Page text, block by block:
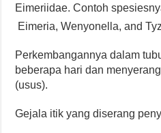
Eimeriidae. Contoh
Eimeria, Wenyonella, and
Perkembangannya dalam
beberapa hari dan
(usus).
Gejala itik yang diserang